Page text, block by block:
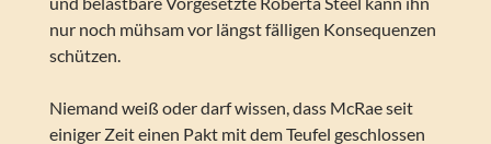
nur noch mühsam vor längst fälligen Konsequenzen
schützen.
Niemand weiß oder darf wissen, dass McRae seit
einiger Zeit einen Pakt mit dem Teufel geschlossen